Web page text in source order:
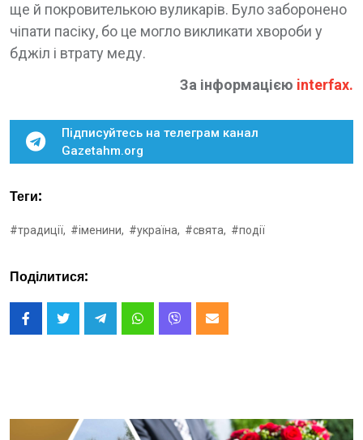
ще й покровителькою вуликарів. Було заборонено
чіпати пасіку, бо це могло викликати хвороби у
бджіл і втрату меду.
За інформацією interfax.
Підписуйтесь на телеграм канал
Gazetahm.org
Теги:
#традиції, #іменини, #україна, #свята, #події
Поділитися: